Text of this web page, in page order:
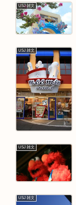
USJ 雑文
USJ 雑文
USJ 雑文
USJ 雑文